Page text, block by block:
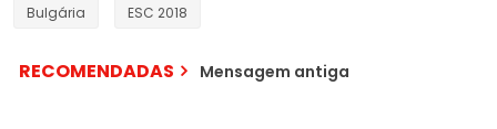
Bulgária ESC 2018
RECOMENDADAS Mensagem antiga